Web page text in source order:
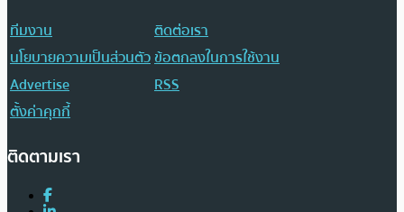
ทีมงาน
ติดต่อเรา
นโยบายความเป็นส่วนตัวข้อตกลงในการใช้งาน
Advertise
RSS
ตั้งค่าคุกกี้
ติดตามเรา